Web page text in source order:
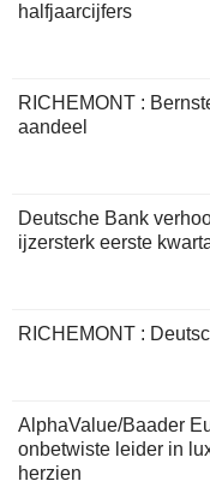
halfjaarcijfers
RICHEMONT :
aandeel
Deutsche Bank
ijzersterk eerste
RICHEMONT :
AlphaValue/Baader
onbetwiste leider in
herzien